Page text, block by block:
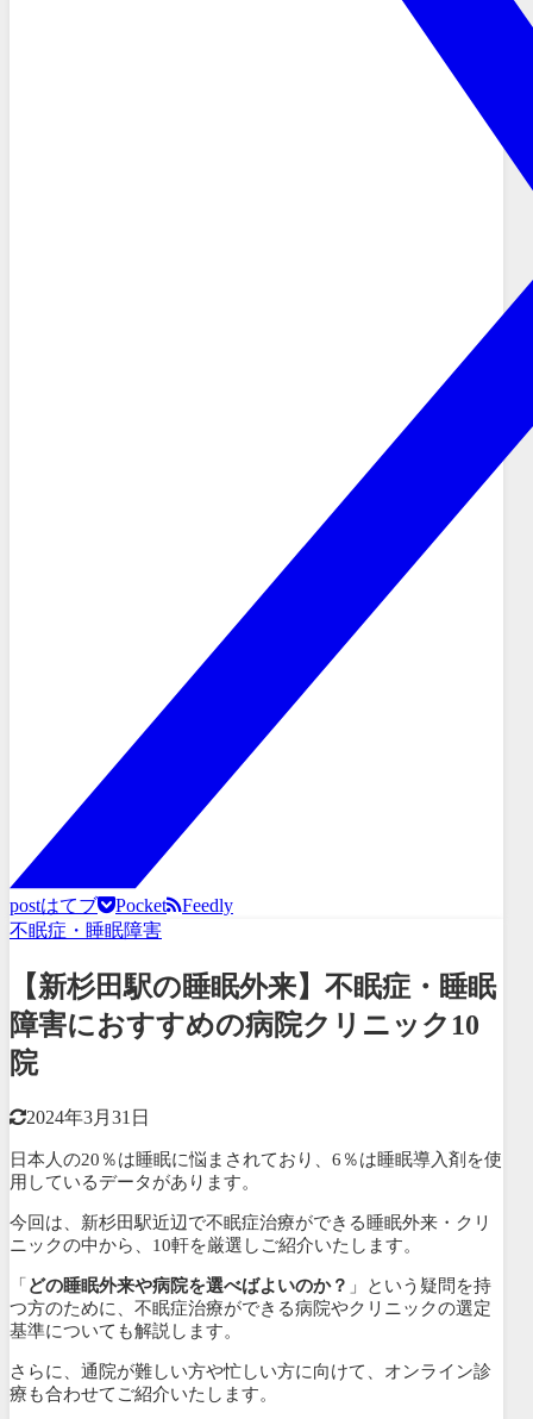
postはてブ Pocket
Feedly
不眠症・睡眠障害
【新杉田駅の睡眠外来】不眠症・睡眠
障害におすすめの病院クリニック10
院
2024年3月31日
日本人の20％は睡眠に悩まされており、6％は睡眠導入剤を使
用しているデータがあります。
今回は、新杉田駅近辺で不眠症治療ができる睡眠外来・クリ
ニックの中から、 10軒を厳選しご紹介いたします。
「 どの睡眠外来や病院を選べばよいのか？ 」という疑問を持
つ方のために、不眠症治療ができる病院やクリニックの選定
基準についても解説します。
さらに、通院が難しい方や忙しい方に向けて、 オンライン診
療も合わせてご紹介いたします。